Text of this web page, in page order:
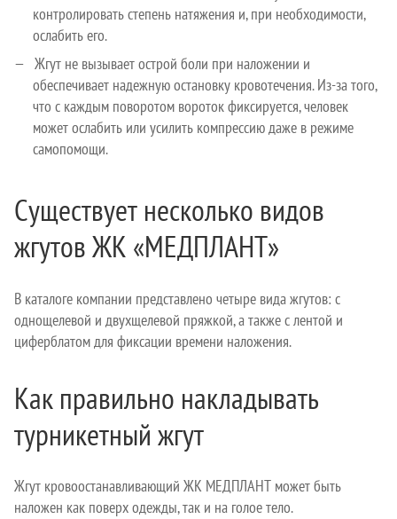
контролировать степень натяжения и, при необходимости,
ослабить его.
Жгут не вызывает острой боли при наложении и
обеспечивает надежную остановку кровотечения. Из-за того,
что с каждым поворотом вороток фиксируется, человек
может ослабить или усилить компрессию даже в режиме
самопомощи.
Существует несколько видов
жгутов ЖК «МЕДПЛАНТ»
В каталоге компании представлено четыре вида жгутов: с
однощелевой и двухщелевой пряжкой, а также с лентой и
циферблатом для фиксации времени наложения.
Как правильно накладывать
турникетный жгут
Жгут кровоостанавливающий ЖК МЕДПЛАНТ может быть
наложен как поверх одежды, так и на голое тело.